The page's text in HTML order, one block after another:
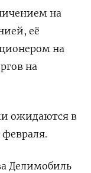
на
её
на
на
ожидаются в
Делимобиль